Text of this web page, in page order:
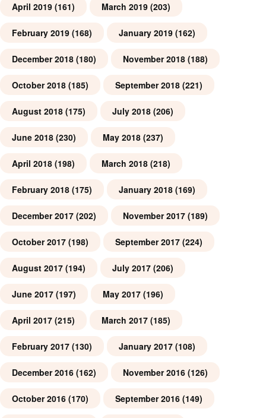
April 2019 (161) March 2019 (203)
February 2019 (168) January 2019 (162)
December 2018 (180) November 2018 (188)
October 2018 (185) September 2018 (221)
August 2018 (175) July 2018 (206)
June 2018 (230) May 2018 (237)
April 2018 (198) March 2018 (218)
February 2018 (175) January 2018 (169)
December 2017 (202) November 2017 (189)
October 2017 (198) September 2017 (224)
August 2017 (194) July 2017 (206)
June 2017 (197) May 2017 (196)
April 2017 (215) March 2017 (185)
February 2017 (130) January 2017 (108)
December 2016 (162) November 2016 (126)
October 2016 (170) September 2016 (149)